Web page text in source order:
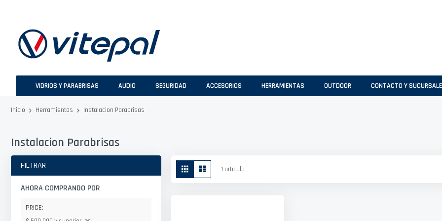
VIDRIOS Y PARABRISAS AUDIO SEGURIDAD ACCESORIOS HERRAMIENTAS OUTDOOR CONTACTO Y
Inicio Herramientas Instalacion Parabrisas
Instalacion Parabrisas
Ver
como
Parrilla 1 artículo
FILTRAR
AHORA COMPRANDO POR
PRICE